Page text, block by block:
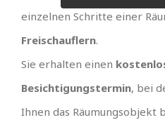
einzelnen Schritte einer
Freischauflern.
Sie erhalten einen
Besichtigungstermin, bei
Ihnen das Räumungsobjekt